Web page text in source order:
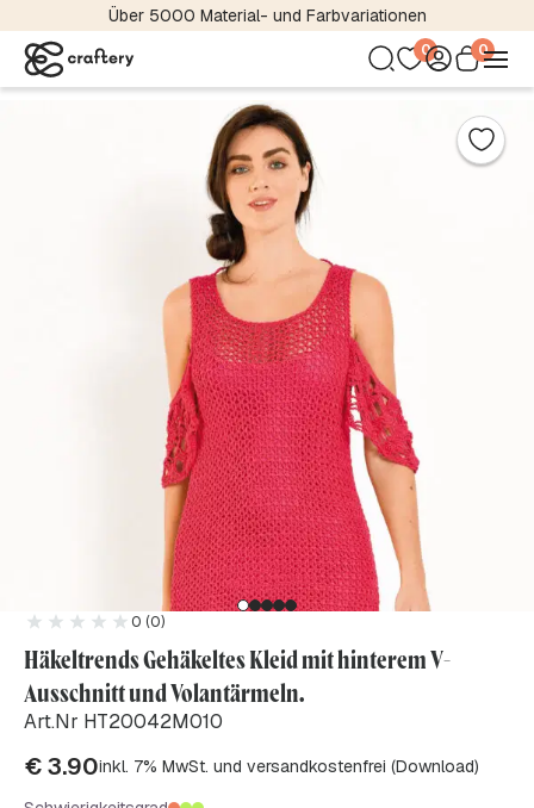
Farbvariationen Internationaler
0 0
0 (0)
Häkeltrends Gehäkeltes Kleid mit hinterem V-
Ausschnitt und Volantärmeln.
Art.Nr HT20042M010
€3.90inkl. 7% MwSt. und versandkostenfrei (Download)